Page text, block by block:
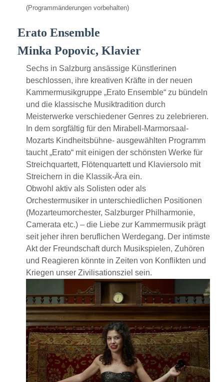
(Programmänderungen vorbehalten)
Erato Ensemble
Minka Popovic, Klavier
Sechs in Salzburg ansässige Künstlerinen
beschlossen, ihre kreativen Kräfte in der neuen
Kammermusikgruppe „Erato Ensemble“ zu bündeln
und die klassische Musiktradition durch
Meisterwerke verschiedener Genres zu zelebrieren.
In dem sorgfältig für den Mirabell-Marmorsaal-
Mozarts Kindheitsbühne- ausgewählten Programm
taucht „Erato“ mit einigen der schönsten Werke für
Streichquartett, Flötenquartett und Klaviersolo mit
Streichern in die Klassik-Ära ein.
Obwohl aktiv als Solisten oder als
Orchestermusiker in unterschiedlichen Positionen
(Mozarteumorchester, Salzburger Philharmonie,
Camerata etc.) – die Liebe zur Kammermusik prägt
seit jeher ihren beruflichen Werdegang. Der intimste
Akt der Freundschaft durch Musikspielen, Zuhören
und Reagieren könnte in Zeiten von Konflikten und
Kriegen unser Zivilisationsziel sein.